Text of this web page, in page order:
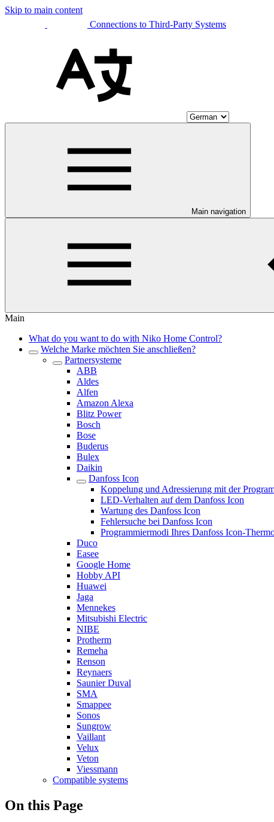
Skip to main content
Connections to Third-Party Systems
Main navigation
Main
What do you want to do with Niko Home Control?
Welche Marke möchten Sie anschließen?
Partnersysteme
ABB
Aldes
Alfen
Amazon Alexa
Blitz Power
Bosch
Bose
Buderus
Bulex
Daikin
Danfoss Icon
Koppelung und Adressierung mit der
LED-Verhalten auf dem Danfoss Icon
Wartung des Danfoss Icon
Fehlersuche bei Danfoss Icon
Programmiermodi Ihres Danfoss Icon-
Duco
Easee
Google Home
Hobby API
Huawei
Jaga
Mennekes
Mitsubishi Electric
NIBE
Protherm
Remeha
Renson
Reynaers
Saunier Duval
SMA
Smappee
Sonos
Sungrow
Vaillant
Velux
Veton
Viessmann
Compatible systems
On this Page